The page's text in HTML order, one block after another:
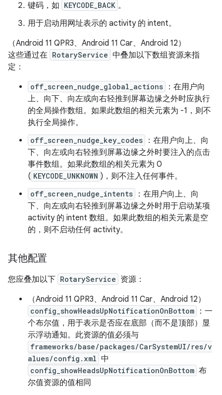
键码，如 KEYCODE_BACK 。
用于启动用网址表示的 activity 的 intent。
（Android 11 QPR3、Android 11 Car、Android 12）
这些通过在 RotaryService 中叠加以下数组资源来指
定：
off_screen_nudge_global_actions
：在用户向
上、向下、向左或向右轻推到屏幕边缘之外时应执行
的全局操作数组。如果此数组的相关元素为 -1，则不
执行全局操作。
off_screen_nudge_key_codes
：在用户向上、向
下、向左或向右轻推到屏幕边缘之外时要注入的点击
事件数组。如果此数组的相关元素为 0
( KEYCODE_UNKNOWN )，则不注入任何事件。
off_screen_nudge_intents
：在用户向上、向
下、向左或向右轻推到屏幕边缘之外时用于启动某项
activity 的 intent 数组。如果此数组的相关元素是空
的，则不启动任何 activity。
其他配置
您应叠加以下 RotaryService 资源：
（Android 11 QPR3、Android 11 Car、Android 12）
config_showHeadsUpNotificationOnBottom
：一
个布尔值，用于表示是否应在底部（而不是顶部）显
示浮动通知。 此资源的值必须与
frameworks/base/packages/CarSystemUI/res/v
alues/config.xml 中
config_showHeadsUpNotificationOnBottom 布
尔值资源的值相同